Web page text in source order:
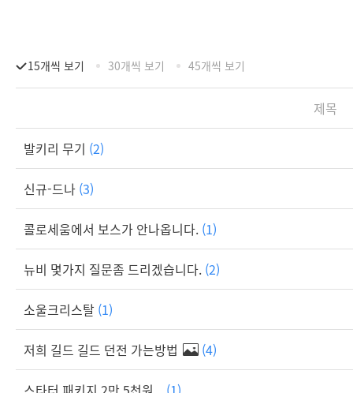
15개씩 보기 30개씩 보기 45개씩 보기
제목
발키리 무기 (2)
신규-드나 (3)
콜로세움에서 보스가 안나옵니다. (1)
뉴비 몇가지 질문좀 드리겠습니다. (2)
소울크리스탈 (1)
저희 길드 길드 던전 가는방법 (4)